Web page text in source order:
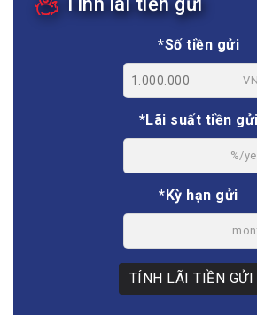
*Số tiền gửi
*Lãi suất tiền gửi
%/
*Kỳ hạn gửi
TÍNH LÃI TIỀN GỬI